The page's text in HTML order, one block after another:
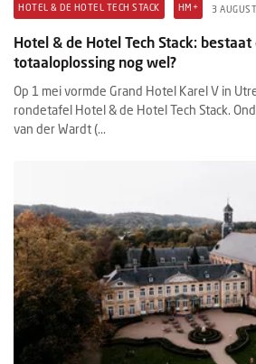
HOTEL & DE HOTEL TECH STACK HM+ 3
Hotel & de Hotel Tech Stack:
totaaloplossing nog wel?
Op 1 mei vormde Grand Hotel Karel V in
rondetafel Hotel & de Hotel Tech Stack.
van der Wardt (...